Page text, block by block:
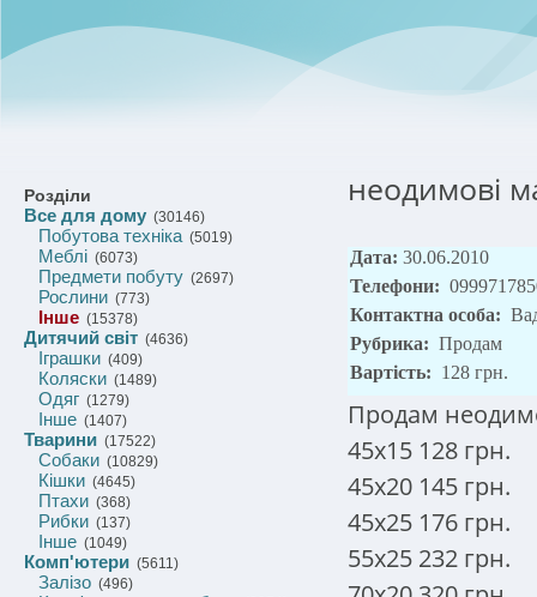
Розділи
Все для дому (30146)
Побутова техніка(5019)
Меблі (6073)
Предмети побуту (2697)
Рослини (773)
Інше (15378)
Дитячий світ (4636)
Іграшки (409)
Коляски (1489)
Одяг (1279)
Інше (1407)
Тварини (17522)
Собаки (10829)
Кішки (4645)
Птахи (368)
Рибки (137)
Інше (1049)
Комп'ютери (5611)
Залізо (496)
неодимові
Дата: 30.06.2010
Телефони:
Контактна особа:
Рубрика: Продам
Вартість: 128 грн.
Продам
45x15 128 грн.
45x20 145 грн.
45x25 176 грн.
55x25 232 грн.